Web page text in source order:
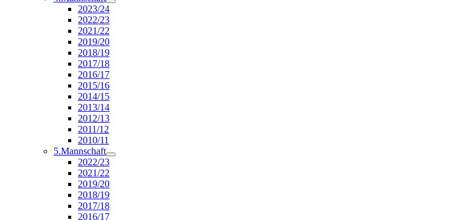
2023/24
2022/23
2021/22
2019/20
2018/19
2017/18
2016/17
2015/16
2014/15
2013/14
2012/13
2011/12
2010/11
5.Mannschaft
2022/23
2021/22
2019/20
2018/19
2017/18
2016/17